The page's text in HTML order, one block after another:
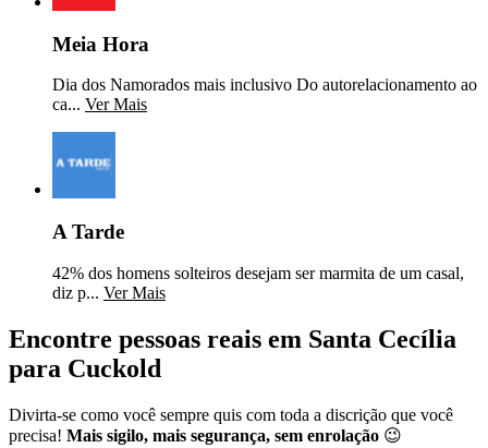
Meia Hora
Dia dos Namorados mais inclusivo Do autorelacionamento ao
ca... Ver Mais
A Tarde
42% dos homens solteiros desejam ser marmita de um casal,
diz p... Ver Mais
Encontre pessoas reais em Santa Cecília
para Cuckold
Divirta-se como você sempre quis com toda a discrição que você
precisa! Mais sigilo, mais segurança, sem enrolação 😉